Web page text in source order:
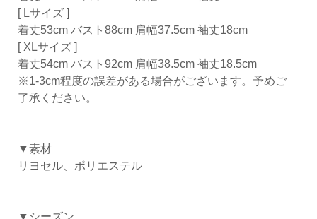
[ Lサイズ ]
着丈53cm バスト88cm 肩幅37.5cm 袖丈18cm
[ XLサイズ ]
着丈54cm バスト92cm 肩幅38.5cm 袖丈18.5cm
※1-3cm程度の誤差がある場合がございます。予めご
了承ください。
▼素材
リヨセル、ポリエステル
▼シーズン